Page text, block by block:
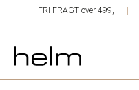
FRI FRAGT over 499,-